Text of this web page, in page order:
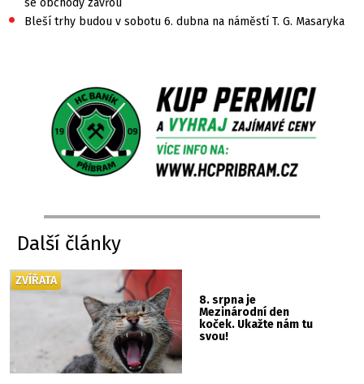
se obchody zavřou
• Bleší trhy budou v sobotu 6. dubna na náměstí T. G. Masaryka
Další články
8. srpna je
Mezinárodní den
koček. Ukažte nám tu
svou!
ZVÍŘATA